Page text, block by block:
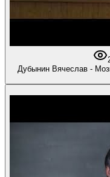
Дубынин Вячеслав -